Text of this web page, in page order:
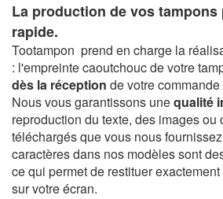
La production de vos
rapide.
Tootampon prend en charge la
: l'empreinte caoutchouc de votre
dès la réception de votre
Nous vous garantissons unequalité
reproduction du texte, des images ou
téléchargés que vous nous
caractères dans nos modèles sont
ce qui permet de restituer
sur votre écran.